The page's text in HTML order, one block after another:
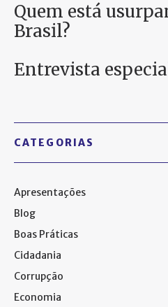
Quem está
Brasil?
Entrevista
CATEGORIAS
Apresentações
Blog
Boas Práticas
Cidadania
Corrupção
Economia